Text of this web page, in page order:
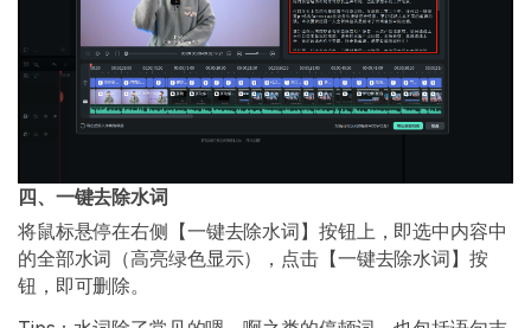
四、一键去除水词
将鼠标悬停在右侧【一键去除水词】按钮上，即选中内容中
的全部水词（高亮绿色显示），点击【一键去除水词】按
钮，即可删除。